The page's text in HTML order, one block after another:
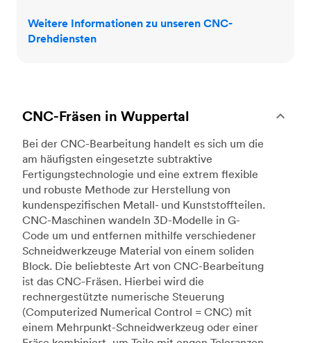
Weitere Informationen zu unseren CNC-
Drehdiensten
CNC-Fräsen in Wuppertal
Bei der CNC-Bearbeitung handelt es sich um die
am häufigsten eingesetzte subtraktive
Fertigungstechnologie und eine extrem flexible
und robuste Methode zur Herstellung von
kundenspezifischen Metall- und Kunststoffteilen.
CNC-Maschinen wandeln 3D-Modelle in G-
Code um und entfernen mithilfe verschiedener
Schneidwerkzeuge Material von einem soliden
Block. Die beliebteste Art von CNC-Bearbeitung
ist das CNC-Fräsen. Hierbei wird die
rechnergestützte numerische Steuerung
(Computerized Numerical Control = CNC) mit
einem Mehrpunkt-Schneidwerkzeug oder einer